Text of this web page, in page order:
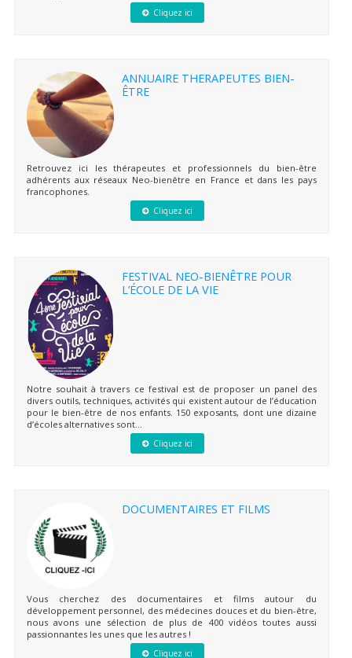
Cliquez ici
ANNUAIRE THERAPEUTES BIEN-
ÊTRE
Retrouvez ici les thérapeutes et professionnels du bien-être
adhérents aux réseaux Neo-bienêtre en France et dans les pays
francophones.
Cliquez ici
FESTIVAL NEO-BIENÊTRE POUR
L’ÉCOLE DE LA VIE
Notre souhait à travers ce festival est de proposer un panel des
divers outils, techniques, activités qui existent autour de l’éducation
pour le bien-être de nos enfants. 150 exposants, dont une dizaine
d’écoles alternatives sont...
Cliquez ici
DOCUMENTAIRES ET FILMS
Vous cherchez des documentaires et films autour du
développement personnel, des médecines douces et du bien-être,
nous avons une sélection de plus de 400 vidéos toutes aussi
passionnantes les unes que les autres !
Cliquez ici